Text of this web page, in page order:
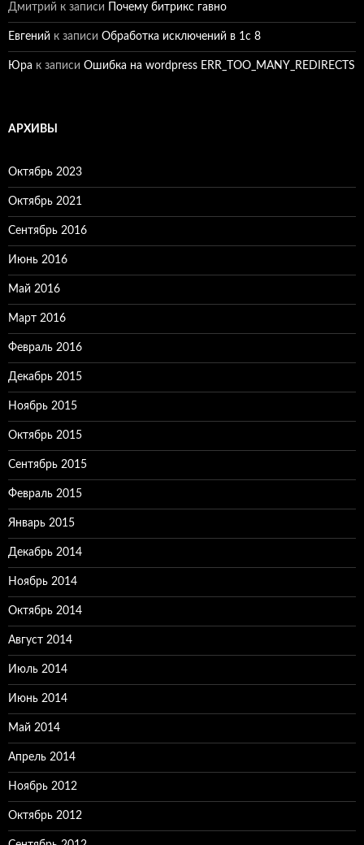
Дмитрий к записи Почему битрикс гавно
Евгений к записи Обработка исключений в 1с 8
Юра к записи Ошибка на wordpress ERR_TOO_MANY_REDIRECTS
АРХИВЫ
Октябрь 2023
Октябрь 2021
Сентябрь 2016
Июнь 2016
Май 2016
Март 2016
Февраль 2016
Декабрь 2015
Ноябрь 2015
Октябрь 2015
Сентябрь 2015
Февраль 2015
Январь 2015
Декабрь 2014
Ноябрь 2014
Октябрь 2014
Август 2014
Июль 2014
Июнь 2014
Май 2014
Апрель 2014
Ноябрь 2012
Октябрь 2012